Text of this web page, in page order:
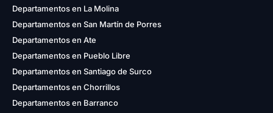
Departamentos en La Molina
Departamentos en San Martín de Porres
Departamentos en Ate
Departamentos en Pueblo Libre
Departamentos en Santiago de Surco
Departamentos en Chorrillos
Departamentos en Barranco